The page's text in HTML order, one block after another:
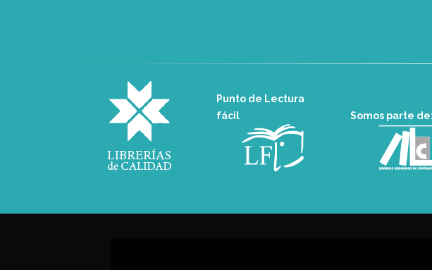
Punto de Lectura
fácil
Somos parte de: